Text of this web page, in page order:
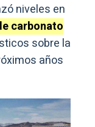
niveles en
carbonato
sobre la
años